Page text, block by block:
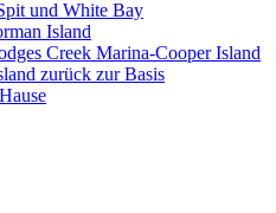
und White Bay
Island
Creek Marina-Cooper Island
zurück zur Basis